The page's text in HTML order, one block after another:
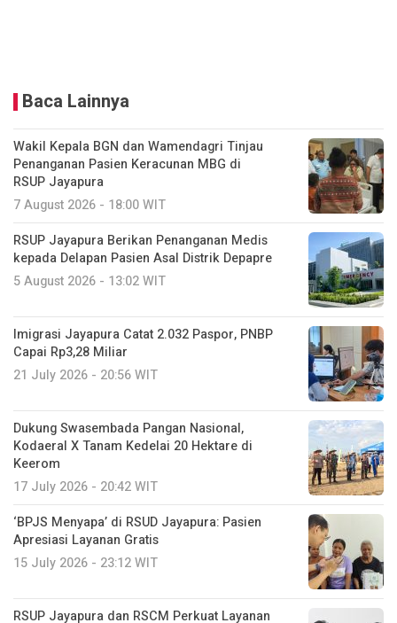
Baca Lainnya
Wakil Kepala BGN dan Wamendagri Tinjau
Penanganan Pasien Keracunan MBG di
RSUP Jayapura
7 August 2026 - 18:00 WIT
RSUP Jayapura Berikan Penanganan Medis
kepada Delapan Pasien Asal Distrik Depapre
5 August 2026 - 13:02 WIT
Imigrasi Jayapura Catat 2.032 Paspor, PNBP
Capai Rp3,28 Miliar
21 July 2026 - 20:56 WIT
Dukung Swasembada Pangan Nasional,
Kodaeral X Tanam Kedelai 20 Hektare di
Keerom
17 July 2026 - 20:42 WIT
‘BPJS Menyapa’ di RSUD Jayapura: Pasien
Apresiasi Layanan Gratis
15 July 2026 - 23:12 WIT
RSUP Jayapura dan RSCM Perkuat Layanan